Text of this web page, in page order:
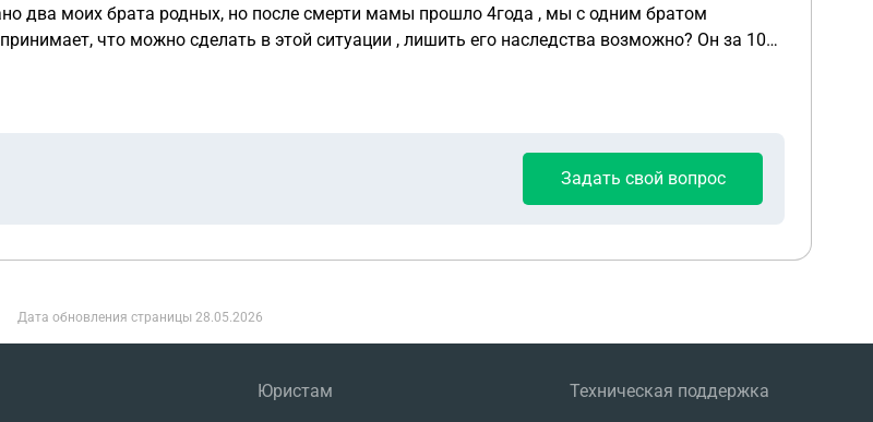
два моих брата родных, но после смерти мамы прошло 4года , мы с одним братом
что можно сделать в этой ситуации , лишить его наследства возможно? Он за 10
Задать свой вопрос
Дата обновления страницы 28.05.2026
Юристам Техническая поддержка